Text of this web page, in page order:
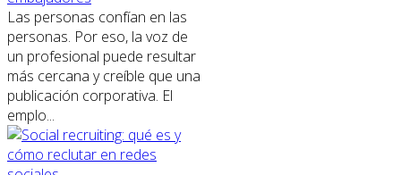
Las personas confían en las
personas. Por eso, la voz de
un profesional puede resultar
más cercana y creíble que una
publicación corporativa. El
emplo...